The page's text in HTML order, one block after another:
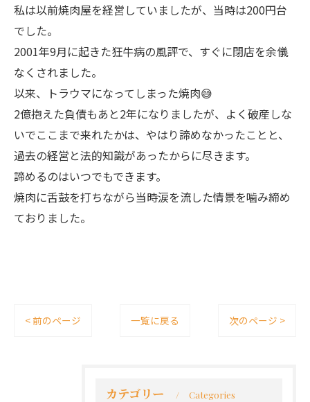
私は以前焼肉屋を経営していましたが、当時は200円台
でした。
2001年9月に起きた狂牛病の風評で、すぐに閉店を余儀
なくされました。
以来、トラウマになってしまった焼肉😅
2億抱えた負債もあと2年になりましたが、よく破産しな
いでここまで来れたかは、やはり諦めなかったことと、
過去の経営と法的知識があったからに尽きます。
諦めるのはいつでもできます。
焼肉に舌鼓を打ちながら当時涙を流した情景を噛み締め
ておりました。
< 前のページ 一覧に戻る 次のページ >
カテゴリー Categories